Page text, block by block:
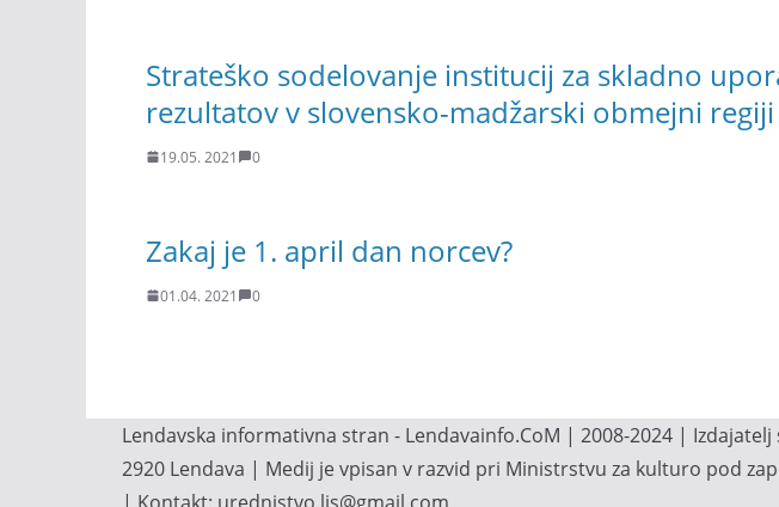
Strateško sodelovanje institucij za skladno
rezultatov v slovensko-madžarski obmejni regiji
19.05. 2021 0
Zakaj je 1. april dan norcev?
01.04. 2021 0
Lendavska informativna stran - Lendavainfo.CoM | 2008-2024 |
2920 Lendava | Medij je vpisan v razvid pri Ministrstvu za kulturo pod
| Kontakt: urednistvo.lis@gmail.com